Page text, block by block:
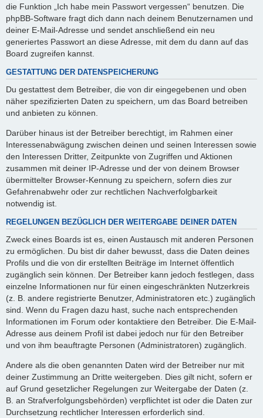
die Funktion „Ich habe mein Passwort vergessen“ benutzen. Die
phpBB-Software fragt dich dann nach deinem Benutzernamen und
deiner E-Mail-Adresse und sendet anschließend ein neu
generiertes Passwort an diese Adresse, mit dem du dann auf das
Board zugreifen kannst.
GESTATTUNG DER DATENSPEICHERUNG
Du gestattest dem Betreiber, die von dir eingegebenen und oben
näher spezifizierten Daten zu speichern, um das Board betreiben
und anbieten zu können.
Darüber hinaus ist der Betreiber berechtigt, im Rahmen einer
Interessenabwägung zwischen deinen und seinen Interessen sowie
den Interessen Dritter, Zeitpunkte von Zugriffen und Aktionen
zusammen mit deiner IP-Adresse und der von deinem Browser
übermittelter Browser-Kennung zu speichern, sofern dies zur
Gefahrenabwehr oder zur rechtlichen Nachverfolgbarkeit
notwendig ist.
REGELUNGEN BEZÜGLICH DER WEITERGABE DEINER DATEN
Zweck eines Boards ist es, einen Austausch mit anderen Personen
zu ermöglichen. Du bist dir daher bewusst, dass die Daten deines
Profils und die von dir erstellten Beiträge im Internet öffentlich
zugänglich sein können. Der Betreiber kann jedoch festlegen, dass
einzelne Informationen nur für einen eingeschränkten Nutzerkreis
(z. B. andere registrierte Benutzer, Administratoren etc.) zugänglich
sind. Wenn du Fragen dazu hast, suche nach entsprechenden
Informationen im Forum oder kontaktiere den Betreiber. Die E-Mail-
Adresse aus deinem Profil ist dabei jedoch nur für den Betreiber
und von ihm beauftragte Personen (Administratoren) zugänglich.
Andere als die oben genannten Daten wird der Betreiber nur mit
deiner Zustimmung an Dritte weitergeben. Dies gilt nicht, sofern er
auf Grund gesetzlicher Regelungen zur Weitergabe der Daten (z.
B. an Strafverfolgungsbehörden) verpflichtet ist oder die Daten zur
Durchsetzung rechtlicher Interessen erforderlich sind.